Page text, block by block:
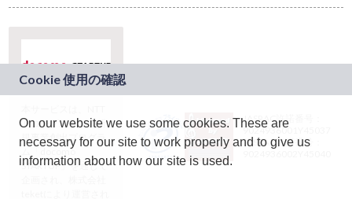
ドコモグループの新
規事業創出プログラ
ム「docomo
STARTUP」を通じて
JASRAC許諾番号：
9024936001Y45037
JASRAC許諾番号：
On our website we use some cookies. These are
necessary for our site to work properly and to give us
information about how our site is used.